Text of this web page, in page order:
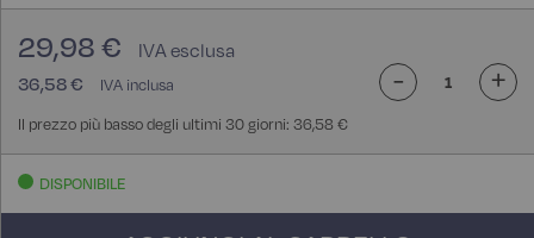
36,58 €
29,98 €
Il prezzo più basso degli ultimi 30 giorni: 36,58 €
- +
DISPONIBILE